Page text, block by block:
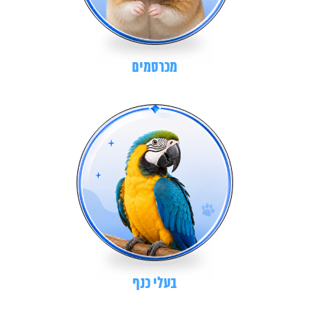
מכרסמים
בעלי כנף